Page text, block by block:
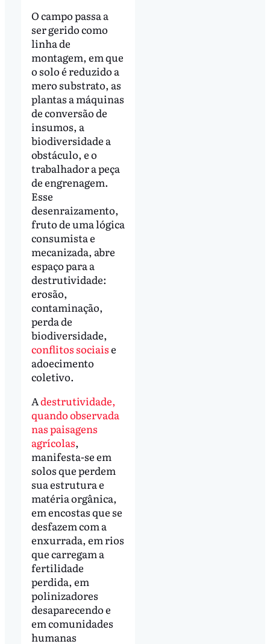
O campo passa a
ser gerido como
linha de
montagem, em que
o solo é reduzido a
mero substrato, as
plantas a máquinas
de conversão de
insumos, a
biodiversidade a
obstáculo, e o
trabalhador a peça
de engrenagem.
Esse
desenraizamento,
fruto de uma lógica
consumista e
mecanizada, abre
espaço para a
destrutividade:
erosão,
contaminação,
perda de
biodiversidade,
conflitos sociaise
adoecimento
coletivo.
Adestrutividade,
quando observada
nas paisagens
agrícolas,
manifesta-se em
solos que perdem
sua estrutura e
matéria orgânica,
em encostas que se
desfazem com a
enxurrada, em rios
que carregam a
fertilidade
perdida, em
polinizadores
desaparecendo e
em comunidades
humanas